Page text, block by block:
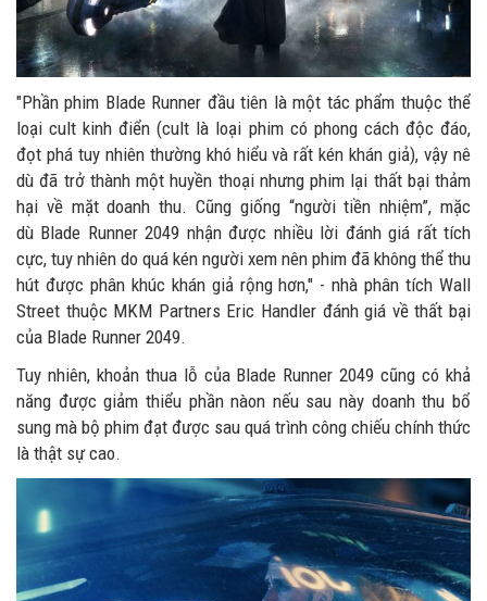
"Phần phim Blade Runner đầu tiên là một tác phẩm thuộc thể
loại cult kinh điển (cult là loại phim có phong cách độc đáo,
đọt phá tuy nhiên thường khó hiểu và rất kén khán giả), vậy nê
dù đã trở thành một huyền thoại nhưng phim lại thất bại thảm
hại về mặt doanh thu. Cũng giống “người tiền nhiệm”, mặc
dù Blade Runner 2049 nhận được nhiều lời đánh giá rất tích
cực, tuy nhiên do quá kén người xem nên phim đã không thể thu
hút được phân khúc khán giả rộng hơn," - nhà phân tích Wall
Street thuộc MKM Partners Eric Handler đánh giá về thất bại
của Blade Runner 2049.
Tuy nhiên, khoản thua lỗ của Blade Runner 2049 cũng có khả
năng được giảm thiểu phần nàon nếu sau này doanh thu bổ
sung mà bộ phim đạt được sau quá trình công chiếu chính thức
là thật sự cao.